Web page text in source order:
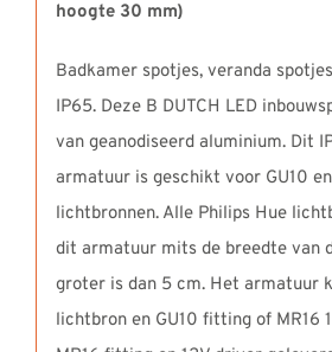
hoogte 30 mm)
Badkamer spotjes, veranda
IP65. Deze B DUTCH LED
van geanodiseerd aluminium. Dit
armatuur is geschikt voor GU10
lichtbronnen. Alle Philips Hue
dit armatuur mits de breedte van
groter is dan 5 cm. Het armatuur
lichtbron en GU10 fitting of MR16